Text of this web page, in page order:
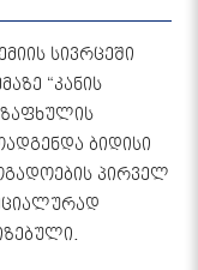
სივრცეში
“კანის
ბიდისი
პირველ